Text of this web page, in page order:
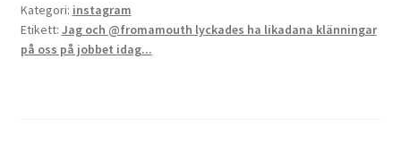
Kategori: instagram
Etikett: Jag och @fromamouth lyckades ha likadana klänningar
på oss på jobbet idag...